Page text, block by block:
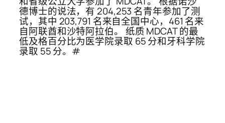
德博士的说法，有 204,253 名青年参加了测
试，其中 203,791 名来自全国中心，461 名来
自阿联酋和沙特阿拉伯。 纸质 MDCAT 的最
低及格百分比为医学院录取 65 分和牙科学院
录取 55 分。#